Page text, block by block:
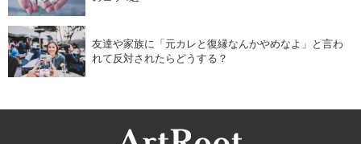
友達や家族に「元カレと復縁なんかやめなよ」と言わ
れて反対されたらどうする？